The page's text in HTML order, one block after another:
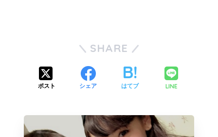
SHARE
ポスト シェア はてブ LINE